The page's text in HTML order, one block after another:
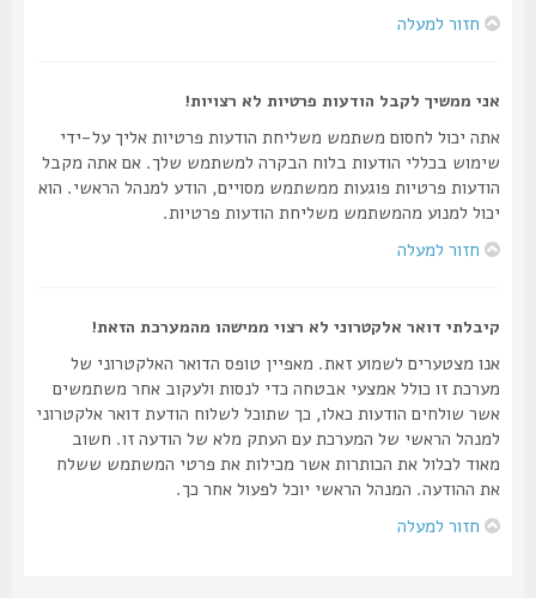
חזור למעלה
אני ממשיך לקבל הודעות פרטיות לא רצויות!
אתה יכול לחסום משתמש משליחת הודעות פרטיות אליך על-ידי
שימוש בכללי הודעות בלוח הבקרה למשתמש שלך. אם אתה מקבל
הודעות פרטיות פוגעות ממשתמש מסויים, הודע למנהל הראשי. הוא
יכול למנוע מהמשתמש משליחת הודעות פרטיות.
חזור למעלה
קיבלתי דואר אלקטרוני לא רצוי ממישהו מהמערכת הזאת!
אנו מצטערים לשמוע זאת. מאפיין טופס הדואר האלקטרוני של
מערכת זו כולל אמצעי אבטחה כדי לנסות ולעקוב אחר משתמשים
אשר שולחים הודעות כאלו, כך שתוכל לשלוח הודעת דואר אלקטרוני
למנהל הראשי של המערכת עם העתק מלא של הודעה זו. חשוב
מאוד לכלול את הכותרות אשר מכילות את פרטי המשתמש ששלח
את ההודעה. המנהל הראשי יוכל לפעול אחר כך.
חזור למעלה